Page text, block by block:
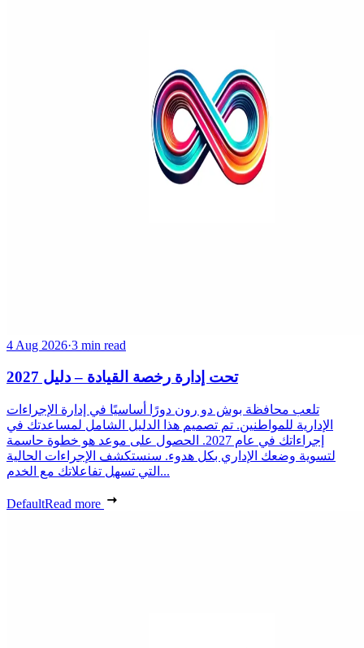
4 Aug 2026·3 min read
تحت إدارة رخصة القيادة – دليل 2027
تلعب محافظة بوش دو رون دورًا أساسيًا في إدارة الإجراءات
الإدارية للمواطنين. تم تصميم هذا الدليل الشامل لمساعدتك في
إجراءاتك في عام 2027. الحصول على موعد هو خطوة حاسمة
لتسوية وضعك الإداري بكل هدوء. سنستكشف الإجراءات الحالية
التي تسهل تفاعلاتك مع الخدم...
DefaultRead more